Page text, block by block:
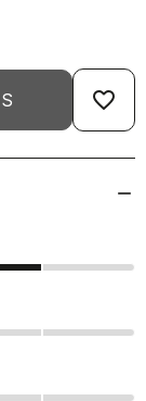
favorite_border